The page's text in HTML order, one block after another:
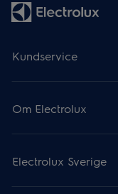
Kundservice
Om Electrolux
Electrolux Sverige